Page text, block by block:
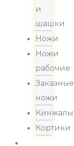
и
шашки
Ножи
Ножи
рабочие
Заказные
ножи
Кинжалы
Кортики